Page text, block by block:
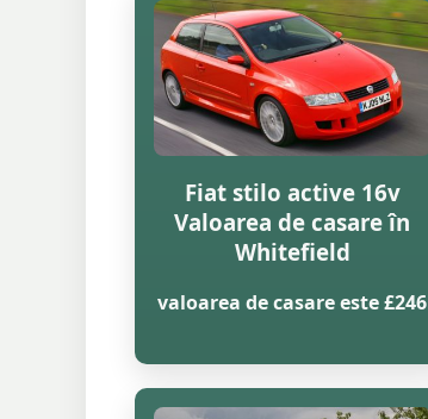
Fiat stilo active 16v
Valoarea de casare în
Whitefield
valoarea de casare este £246